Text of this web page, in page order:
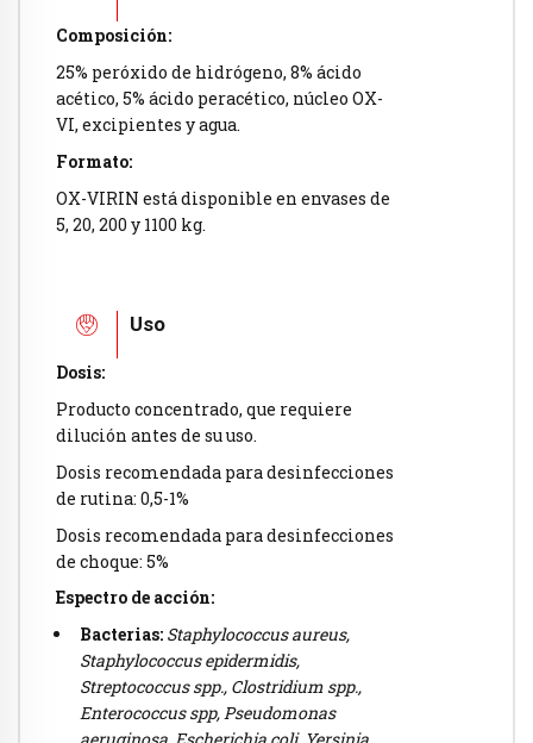
Composición:
25% peróxido de hidrógeno, 8% ácido
acético, 5% ácido peracético, núcleo OX-
VI, excipientes y agua.
Formato:
OX-VIRIN está disponible en envases de
5, 20, 200 y 1100 kg.
Uso
Dosis:
Producto concentrado, que requiere
dilución antes de su uso.
Dosis recomendada para desinfecciones
de rutina: 0,5-1%
Dosis recomendada para desinfecciones
de choque: 5%
Espectro de acción:
Bacterias: Staphylococcus aureus,
Staphylococcus epidermidis,
Streptococcus spp., Clostridium spp.,
Enterococcus spp, Pseudomonas